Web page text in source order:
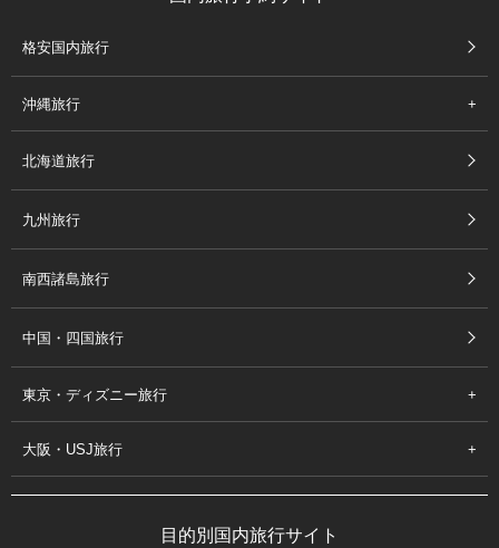
格安国内旅行
沖縄旅行
北海道旅行
九州旅行
南西諸島旅行
中国・四国旅行
東京・ディズニー旅行
大阪・USJ旅行
目的別国内旅行サイト